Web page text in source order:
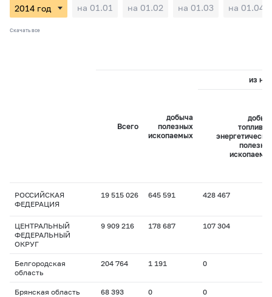
на 01.01 на 01.02 на 01.03 на 01.04
Скачать все
Всего
добыча
полезных
ископаемых
из
РОССИЙСКАЯ
ФЕДЕРАЦИЯ
19 515 026 645 591 428 467
ЦЕНТРАЛЬНЫЙ
ФЕДЕРАЛЬНЫЙ
ОКРУГ
9 909 216 178 687 107 304
Белгородская
область
204 764 1 191 0
Брянская область 68 393 0 0